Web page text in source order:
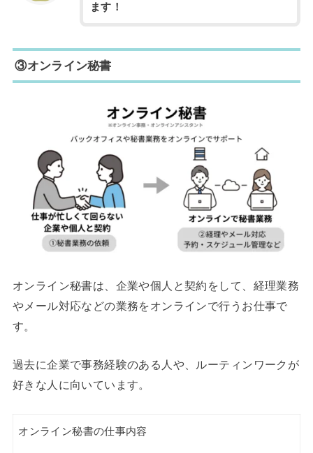
ます！
③オンライン秘書
オンライン秘書は、企業や個人と契約をして、経理業務
やメール対応などの業務をオンラインで行うお仕事で
す。
過去に企業で事務経験のある人や、ルーティンワークが
好きな人に向いています。
オンライン秘書の仕事内容